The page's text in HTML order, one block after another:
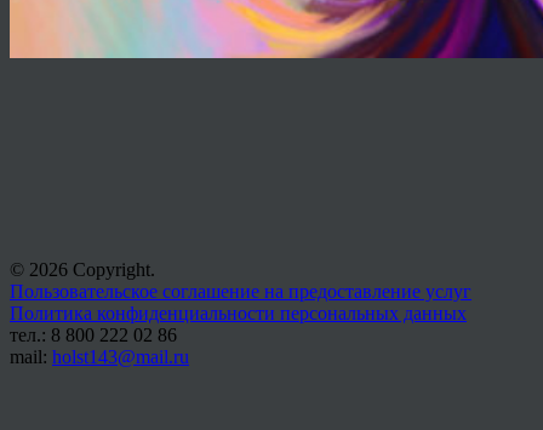
© 2026 Copyright.
Пользовательское соглашение на предоставление услуг
Политика конфиденциальности персональных данных
тел.: 8 800 222 02 86
mail: holst143@mail.ru